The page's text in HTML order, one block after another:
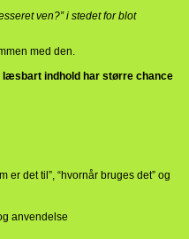
ven?” i stedet for blot
med den.
læsbart indhold har større chance
er det til”, “hvornår bruges det” og
anvendelse